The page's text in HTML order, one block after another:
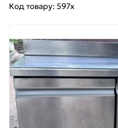
Код товару: 597х